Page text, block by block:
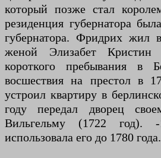
который позже стал
резиденция губернатора
губернатора. Фридрих жил
женой Элизабет
короткого пребывания в
восшествия на престол в
устроил квартиру в
году передал дворец
Вильгельму (1722 год).
использовала его до 1780 года.